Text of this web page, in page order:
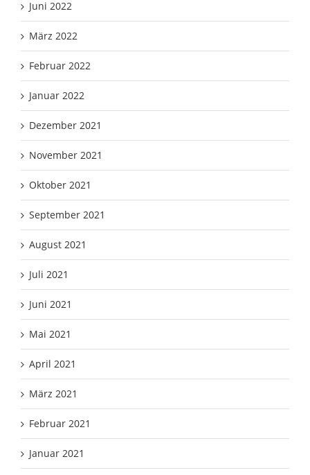
Juni 2022
März 2022
Februar 2022
Januar 2022
Dezember 2021
November 2021
Oktober 2021
September 2021
August 2021
Juli 2021
Juni 2021
Mai 2021
April 2021
März 2021
Februar 2021
Januar 2021